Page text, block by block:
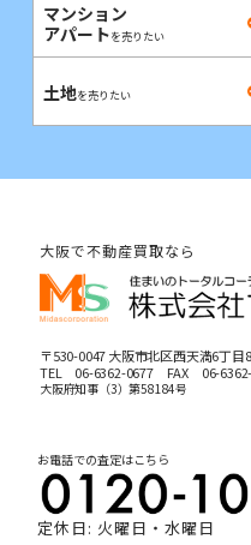
マンション
アパートを売りたい
土地を売りたい
大阪で不動産買取なら
〒530-0047 大阪市北区西天満6丁
TEL 06-6362-0677FAX 06-6362-
大阪府知事（3）第58184号
お電話での査定はこちら
定休日: 火曜日・水曜日